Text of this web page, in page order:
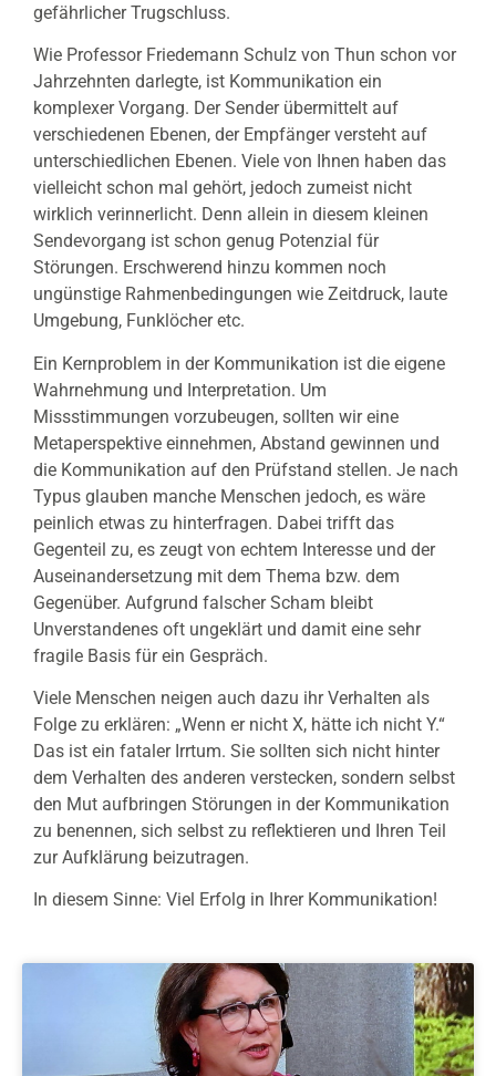
gefährlicher Trugschluss.
Wie Professor Friedemann Schulz von Thun schon vor
Jahrzehnten darlegte, ist Kommunikation ein
komplexer Vorgang. Der Sender übermittelt auf
verschiedenen Ebenen, der Empfänger versteht auf
unterschiedlichen Ebenen. Viele von Ihnen haben das
vielleicht schon mal gehört, jedoch zumeist nicht
wirklich verinnerlicht. Denn allein in diesem kleinen
Sendevorgang ist schon genug Potenzial für
Störungen. Erschwerend hinzu kommen noch
ungünstige Rahmenbedingungen wie Zeitdruck, laute
Umgebung, Funklöcher etc.
Ein Kernproblem in der Kommunikation ist die eigene
Wahrnehmung und Interpretation. Um
Missstimmungen vorzubeugen, sollten wir eine
Metaperspektive einnehmen, Abstand gewinnen und
die Kommunikation auf den Prüfstand stellen. Je nach
Typus glauben manche Menschen jedoch, es wäre
peinlich etwas zu hinterfragen. Dabei trifft das
Gegenteil zu, es zeugt von echtem Interesse und der
Auseinandersetzung mit dem Thema bzw. dem
Gegenüber. Aufgrund falscher Scham bleibt
Unverstandenes oft ungeklärt und damit eine sehr
fragile Basis für ein Gespräch.
Viele Menschen neigen auch dazu ihr Verhalten als
Folge zu erklären: „Wenn er nicht X, hätte ich nicht Y.“
Das ist ein fataler Irrtum. Sie sollten sich nicht hinter
dem Verhalten des anderen verstecken, sondern selbst
den Mut aufbringen Störungen in der Kommunikation
zu benennen, sich selbst zu reflektieren und Ihren Teil
zur Aufklärung beizutragen.
In diesem Sinne: Viel Erfolg in Ihrer Kommunikation!